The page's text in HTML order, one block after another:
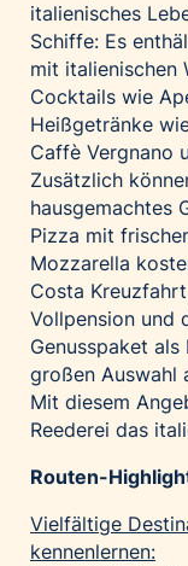
italienisches
Schiffe: Es
mit italienischen
Cocktails wie
Heißgetränke
Caffè Vergnano
Zusätzlich
hausgemachtes
Pizza mit
Mozzarella
Costa
Vollpension und
Genusspaket
großen Auswahl
Mit diesem
Reederei das
Routen-
Vielfältige
kennenlernen: